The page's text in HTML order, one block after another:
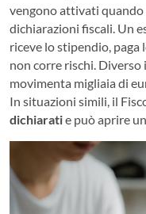
vengono attivati quando
dichiarazioni fiscali. Un
riceve lo stipendio, paga
non corre rischi. Diverso
movimenta migliaia di
In situazioni simili, il
dichiaratie può aprire